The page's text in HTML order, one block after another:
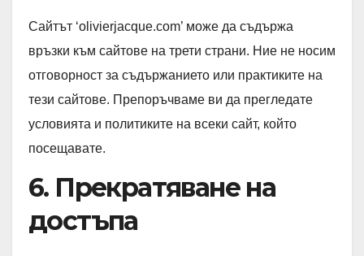
Сайтът ‘olivierjacque.com’ може да съдържа
връзки към сайтове на трети страни. Ние не носим
отговорност за съдържанието или практиките на
тези сайтове. Препоръчваме ви да прегледате
условията и политиките на всеки сайт, който
посещавате.
6. Прекратяване на
достъпа